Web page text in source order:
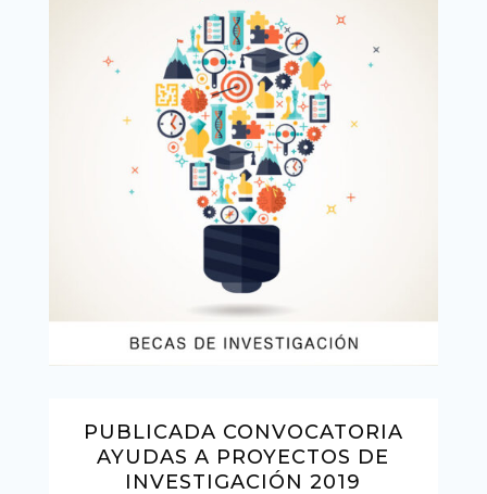
PUBLICADA CONVOCATORIA
AYUDAS A PROYECTOS DE
INVESTIGACIÓN 2019